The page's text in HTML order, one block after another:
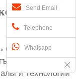
и
и технологии
Send Email
Telephone
Whatsapp